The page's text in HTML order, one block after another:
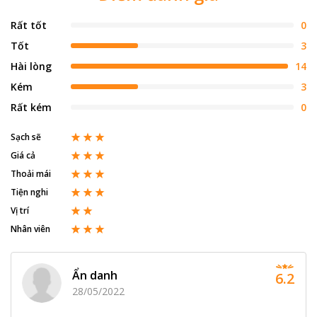
Rất tốt
0
Tốt
3
Hài lòng
14
Kém
3
Rất kém
0
Sạch sẽ
Giá cả
Thoải mái
Tiện nghi
Vị trí
Nhân viên
Ẩn danh
28/05/2022
6.2